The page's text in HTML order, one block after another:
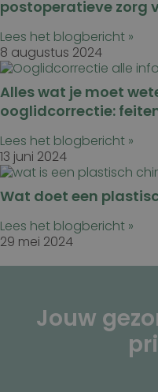
postoperatieve zorg
Lees het blogbericht »
8 augustus 2024
Alles wat je moet
ooglidcorrectie:
Lees het blogbericht »
13 juni 2024
Wat doet een
Lees het blogbericht »
29 mei 2024
Jouw